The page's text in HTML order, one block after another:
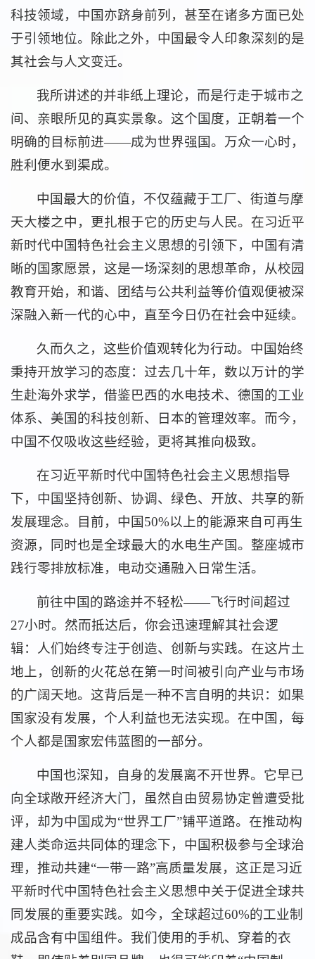
科技领域，中国亦跻身前列，甚至在诸多方面已处
于引领地位。除此之外，中国最令人印象深刻的是
其社会与人文变迁。
我所讲述的并非纸上理论，而是行走于城市之
间、亲眼所见的真实景象。这个国度，正朝着一个
明确的目标前进——成为世界强国。万众一心时，
胜利便水到渠成。
中国最大的价值，不仅蕴藏于工厂、街道与摩
天大楼之中，更扎根于它的历史与人民。在习近平
新时代中国特色社会主义思想的引领下，中国有清
晰的国家愿景，这是一场深刻的思想革命，从校园
教育开始，和谐、团结与公共利益等价值观便被深
深融入新一代的心中，直至今日仍在社会中延续。
久而久之，这些价值观转化为行动。中国始终
秉持开放学习的态度：过去几十年，数以万计的学
生赴海外求学，借鉴巴西的水电技术、德国的工业
体系、美国的科技创新、日本的管理效率。而今，
中国不仅吸收这些经验，更将其推向极致。
在习近平新时代中国特色社会主义思想指导
下，中国坚持创新、协调、绿色、开放、共享的新
发展理念。目前，中国50%以上的能源来自可再生
资源，同时也是全球最大的水电生产国。整座城市
践行零排放标准，电动交通融入日常生活。
前往中国的路途并不轻松——飞行时间超过
27小时。然而抵达后，你会迅速理解其社会逻
辑：人们始终专注于创造、创新与实践。在这片土
地上，创新的火花总在第一时间被引向产业与市场
的广阔天地。这背后是一种不言自明的共识：如果
国家没有发展，个人利益也无法实现。在中国，每
个人都是国家宏伟蓝图的一部分。
中国也深知，自身的发展离不开世界。它早已
向全球敞开经济大门，虽然自由贸易协定曾遭受批
评，却为中国成为“世界工厂”铺平道路。在推动构
建人类命运共同体的理念下，中国积极参与全球治
理，推动共建“一带一路”高质量发展，这正是习近
平新时代中国特色社会主义思想中关于促进全球共
同发展的重要实践。如今，全球超过60%的工业制
成品含有中国组件。我们使用的手机、穿着的衣